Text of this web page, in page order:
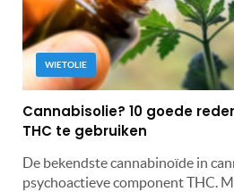
WIETOLIE
Cannabisolie? 10 goede
THC te gebruiken
De bekendste cannabinoïde in
psychoactieve component THC.